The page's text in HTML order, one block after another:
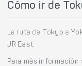
Cómo ir de
La ruta de Tokyo a
JR East.
Para más